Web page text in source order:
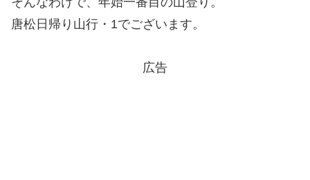
唐松日帰り山行・1でございます。
広告